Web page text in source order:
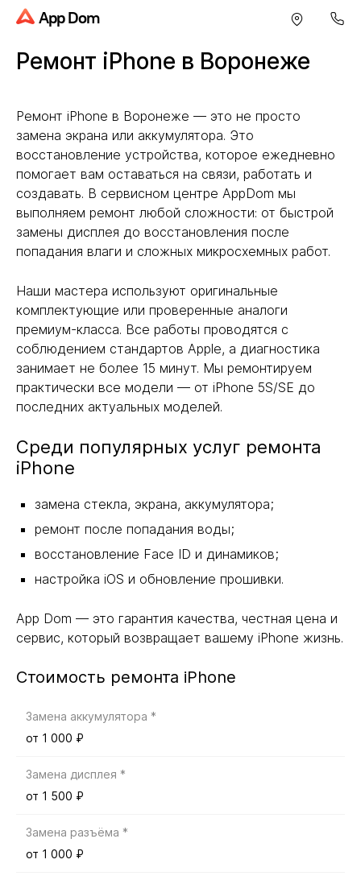
App Dom
Ремонт iPhone в Воронеже
Ремонт iPhone в Воронеже — это не просто
замена экрана или аккумулятора. Это
восстановление устройства, которое ежедневно
помогает вам оставаться на связи, работать и
создавать. В сервисном центре AppDom мы
выполняем ремонт любой сложности: от быстрой
замены дисплея до восстановления после
попадания влаги и сложных микросхемных работ.
Наши мастера используют оригинальные
комплектующие или проверенные аналоги
премиум-класса. Все работы проводятся с
соблюдением стандартов Apple, а диагностика
занимает не более 15 минут. Мы ремонтируем
практически все модели — от iPhone 5S/SE до
последних актуальных моделей.
Среди популярных услуг ремонта
iPhone
замена стекла, экрана, аккумулятора;
ремонт после попадания воды;
восстановление Face ID и динамиков;
настройка iOS и обновление прошивки.
App Dom — это гарантия качества, честная цена и
сервис, который возвращает вашему iPhone жизнь.
Стоимость ремонта iPhone
Замена аккумулятора *
от 1 000 ₽
Замена дисплея *
от 1 500 ₽
Замена разъёма *
от 1 000 ₽